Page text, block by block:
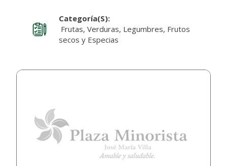
Categoría(s):
Frutas, Verduras, Legumbres, Frutos
secos y Especias